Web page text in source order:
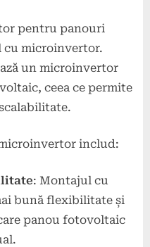
pentru panouri
cu microinvertor.
un microinvertor
ceea ce permite
includ:
: Montajul cu
bună flexibilitate și
panou fotovoltaic